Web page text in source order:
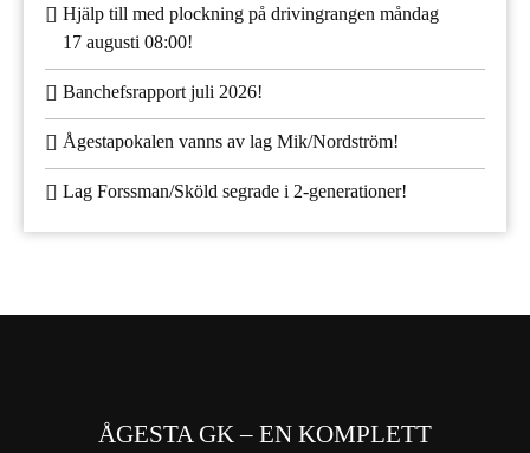
‍Hjälp till med plockning på drivingrangen måndag
17 augusti 08:00!
Banchefsrapport juli 2026!
Ågestapokalen vanns av lag Mik/Nordström!
Lag Forssman/Sköld segrade i 2-generationer!
ÅGESTA GK – EN KOMPLETT